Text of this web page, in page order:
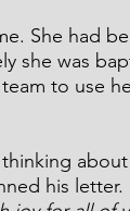
She had
she was
to use
his letter.